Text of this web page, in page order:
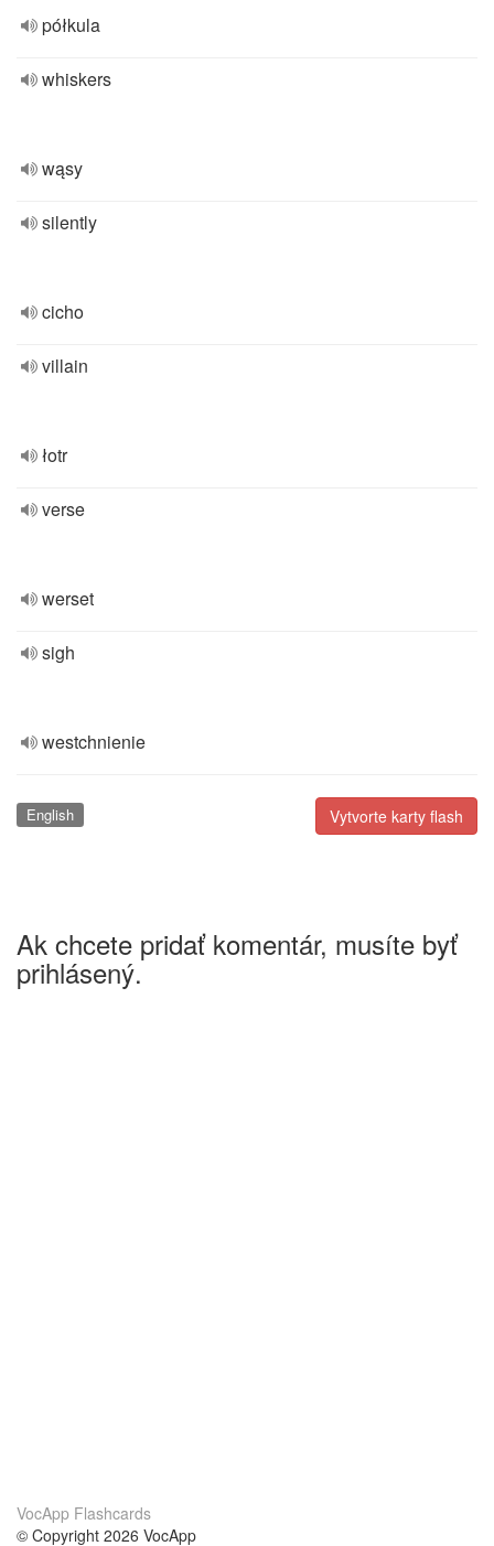
półkula
whiskers
wąsy
silently
cicho
villain
łotr
verse
werset
sigh
westchnienie
Vytvorte karty flash
English
Ak chcete pridať komentár, musíte byť
prihlásený.
VocApp Flashcards
© Copyright 2026 VocApp